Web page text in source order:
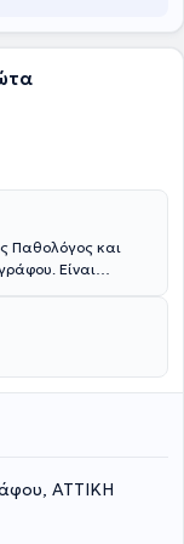
Παθολόγος και
Είναι
έμφαση
ιατρείο της
και
που εμπίπτει στο
59, Ζωγράφου, ΑΤΤΙΚΗ